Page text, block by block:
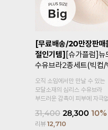
[무료배송/20만장판매
절인기템] [슈가플럼]뉴
수유브라2종세트(빅컵/
오직 소임에서만 만날 수 있는
모달소재의 심리스 수유브라
부드러운 감촉이 피부에 자극
31,400 28,300 10%
리뷰 12,710